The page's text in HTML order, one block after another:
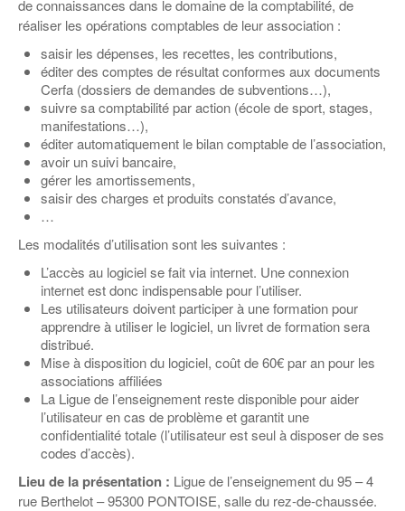
Malle pédagogique « Parcours d’exils
Espace bénévoles
Story play’r
La ligue 95 et Recyclivre
Lutte contre l’illettrisme
Education aux médias
Formation Eco-délégué.es
Actualité Ecole
… Formations BAFD
Pour s’inscrire
Actualités loisirs
de connaissances dans le domaine de la comptabilité, de
réaliser les opérations comptables de leur association :
saisir les dépenses, les recettes, les contributions,
éditer des comptes de résultat conformes aux documents
Cerfa (dossiers de demandes de subventions…),
suivre sa comptabilité par action (école de sport, stages,
manifestations…),
éditer automatiquement le bilan comptable de l’association,
avoir un suivi bancaire,
gérer les amortissements,
saisir des charges et produits constatés d’avance,
…
Les modalités d’utilisation sont les suivantes :
L’accès au logiciel se fait via internet. Une connexion
internet est donc indispensable pour l’utiliser.
Les utilisateurs doivent participer à une formation pour
apprendre à utiliser le logiciel, un livret de formation sera
distribué.
Mise à disposition du logiciel, coût de 60€ par an pour les
associations affiliées
La Ligue de l’enseignement reste disponible pour aider
l’utilisateur en cas de problème et garantit une
confidentialité totale (l’utilisateur est seul à disposer de ses
codes d’accès).
Lieu de la présentation : Ligue de l’enseignement du 95 – 4
rue Berthelot – 95300 PONTOISE, salle du rez-de-chaussée.